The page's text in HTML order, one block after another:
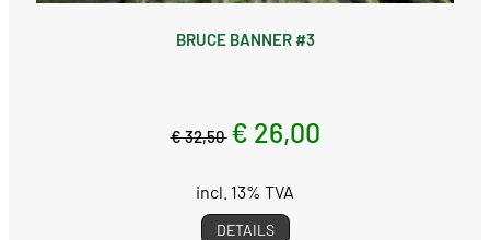
BRUCE BANNER #3
€ 32,50 € 26,00
incl. 13% TVA
DETAILS